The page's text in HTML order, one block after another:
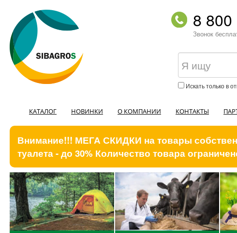
8
Звонок
Искать только в
КАТАЛОГ НОВИНКИ О КОМПАНИИ КОНТАКТЫ
Внимание!!! МЕГА СКИДКИ на товары
туалета - до 30% Количество товара